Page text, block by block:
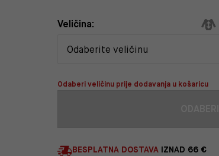
Veličina:
Odaberi veličinu prije dodavanja u košaricu
BESPLATNA DOSTAVAIZNAD 66 €